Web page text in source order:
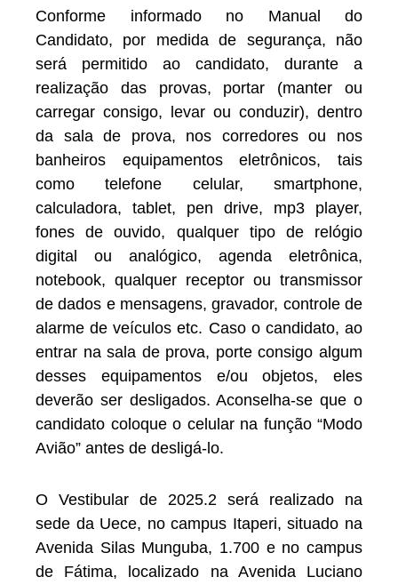
Conforme informado no Manual do
Candidato, por medida de segurança, não
será permitido ao candidato, durante a
realização das provas, portar (manter ou
carregar consigo, levar ou conduzir), dentro
da sala de prova, nos corredores ou nos
banheiros equipamentos eletrônicos, tais
como telefone celular, smartphone,
calculadora, tablet, pen drive, mp3 player,
fones de ouvido, qualquer tipo de relógio
digital ou analógico, agenda eletrônica,
notebook, qualquer receptor ou transmissor
de dados e mensagens, gravador, controle de
alarme de veículos etc. Caso o candidato, ao
entrar na sala de prova, porte consigo algum
desses equipamentos e/ou objetos, eles
deverão ser desligados. Aconselha-se que o
candidato coloque o celular na função “Modo
Avião” antes de desligá-lo.
O Vestibular de 2025.2 será realizado na
sede da Uece, no campus Itaperi, situado na
Avenida Silas Munguba, 1.700 e no campus
de Fátima, localizado na Avenida Luciano